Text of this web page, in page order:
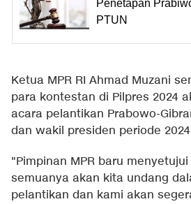
Penetapan
PTUN
Ketua MPR RI Ahmad Muzani
para kontestan di Pilpres 2024
acara pelantikan Prabowo-
dan wakil presiden periode
"Pimpinan MPR baru
semuanya akan kita undang
pelantikan dan kami akan